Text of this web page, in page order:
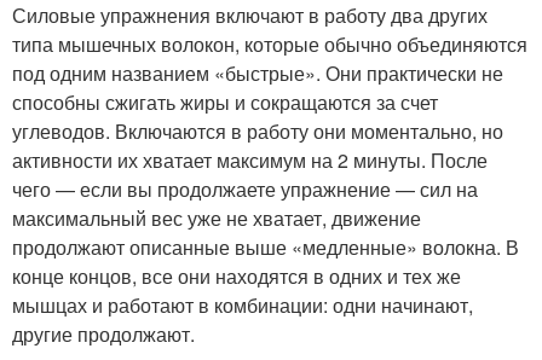
Силовые упражнения включают в работу два других
типа мышечных волокон, которые обычно объединяются
под одним названием «быстрые». Они практически не
способны сжигать жиры и сокращаются за счет
углеводов. Включаются в работу они моментально, но
активности их хватает максимум на 2 минуты. После
чего — если вы продолжаете упражнение — сил на
максимальный вес уже не хватает, движение
продолжают описанные выше «медленные» волокна. В
конце концов, все они находятся в одних и тех же
мышцах и работают в комбинации: одни начинают,
другие продолжают.